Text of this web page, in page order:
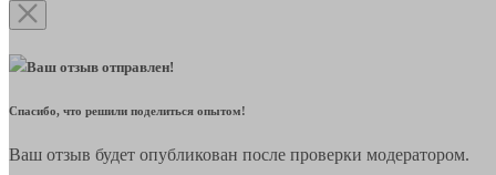
Ваш отзыв отправлен!
Спасибо, что решили поделиться опытом!
Ваш отзыв будет опубликован после проверки модератором.